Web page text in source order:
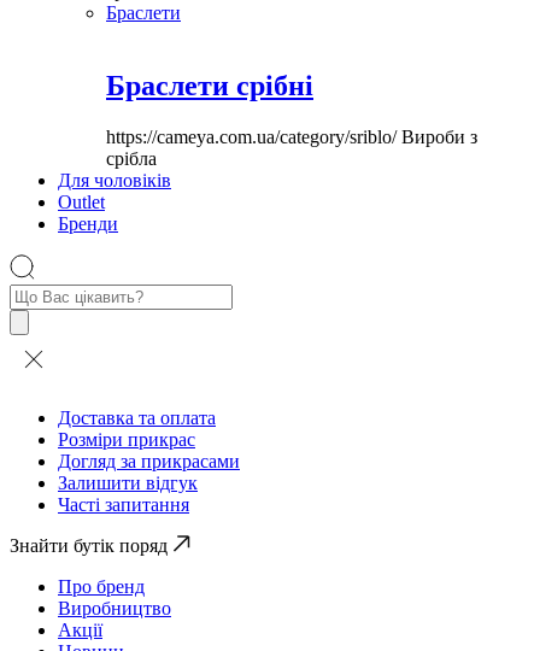
Браслети
Браслети срібні
https://cameya.com.ua/category/sriblo/Вироби з
срібла
Для чоловіків
Outlet
Бренди
Пошук
товарів
Доставка та оплата
Розміри прикрас
Догляд за прикрасами
Залишити відгук
Часті запитання
Знайти бутік поряд
Про бренд
Виробництво
Акції